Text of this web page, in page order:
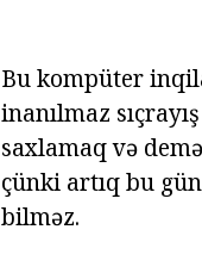
Bu kompüter
inanılmaz
saxlamaq və
çünki artıq bu
bilməz.